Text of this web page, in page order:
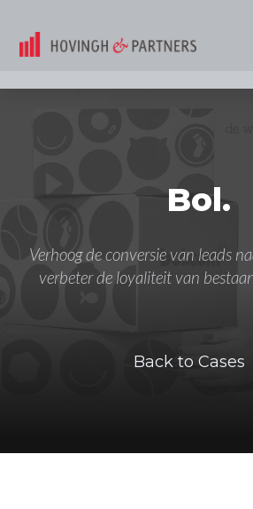
Bol.
Verhoog de conversie van leads
verbeter de loyaliteit van
Back to Cases